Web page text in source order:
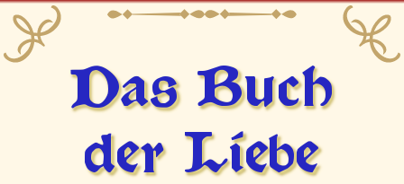
Das Buch
der Liebe